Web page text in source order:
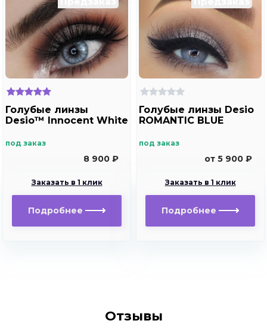
Голубые линзы
Desio™ Innocent White
под заказ
8 900 ₽
Заказать в 1 клик
Подробнее
Голубые линзы Desio
ROMANTIC BLUE
под заказ
от 5 900 ₽
Заказать в 1 клик
Подробнее
Отзывы